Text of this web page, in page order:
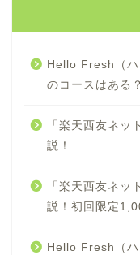
Hello Fresh（ハ
のコースはある？
「楽天西友ネッ
説！
「楽天西友ネッ
説！初回限定
Hello Fresh（ハ